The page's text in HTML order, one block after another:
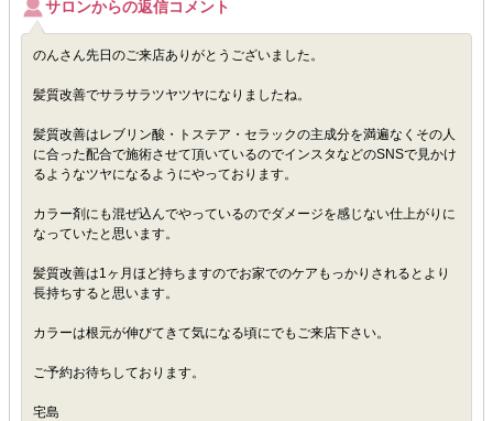
サロンからの返信コメント
のんさん先日のご来店ありがとうございました。
髪質改善でサラサラツヤツヤになりましたね。
髪質改善はレブリン酸・トステア・セラックの主成分を満遍なくその人
に合った配合で施術させて頂いているのでインスタなどのSNSで見かけ
るようなツヤになるようにやっております。
カラー剤にも混ぜ込んでやっているのでダメージを感じない仕上がりに
なっていたと思います。
髪質改善は1ヶ月ほど持ちますのでお家でのケアもっかりされるとより
長持ちすると思います。
カラーは根元が伸びてきて気になる頃にでもご来店下さい。
ご予約お待ちしております。
宅島